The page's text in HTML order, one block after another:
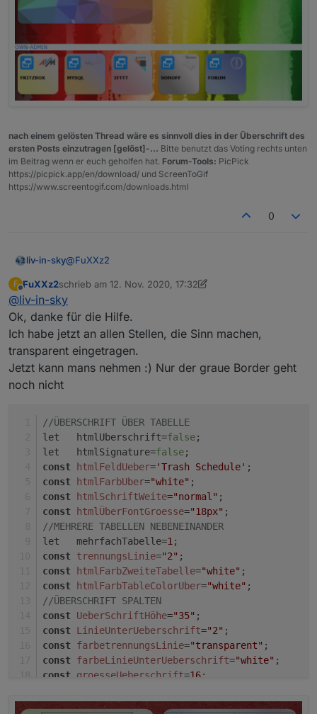
nach einem gelösten Thread wäre es sinnvoll dies in der Überschrift des
ersten Posts einzutragen [gelöst]-... Bitte benutzt das Voting rechts unten
im Beitrag wenn er euch geholfen hat. Forum-Tools: PicPick
https://picpick.app/en/download/ und ScreenToGif
https://www.screentogif.com/downloads.html
0
liv-in-sky@FuXXz2
also ich bin da garnicht mehr up-to-date -ist bei mir
nur eine zweitanzeige
besser bekomme ich es nicht hin
F
Offline
FuXXz2schrieb am 12. Nov. 2020, 17:32
zuletzt editiert von FuXXz211. Dez. 2020, 18:33
@liv-in-sky
Ok, danke für die Hilfe.
Ich habe jetzt an allen Stellen, die Sinn machen,
transparent eingetragen.
Jetzt kann mans nehmen :) Nur der graue Border geht
noch nicht
//ÜBERSCHRIFT ÜBER TABELLE
let   htmlUberschrift=false
let   htmlSignature=false
const
htmlFeldUeber='Trash Schedule'
const
htmlFarbUber="white"
const
htmlSchriftWeite="normal"
const
htmlÜberFontGroesse="18px"
//MEHRERE TABELLEN NEBENEINANDER
let   mehrfachTabelle=1
const trennungsLinie="2"
const
htmlFarbZweiteTabelle="white"
const
htmlFarbTableColorUber="white"
//ÜBERSCHRIFT SPALTEN
const UeberSchriftHöhe="35"
const LinieUnterUeberschrift="2"
const farbetrennungsLinie="transparent" ;
const farbeLinieUnterUeberschrift="white" ;
const groesseUeberschrift=16;
//GANZE TABELLE